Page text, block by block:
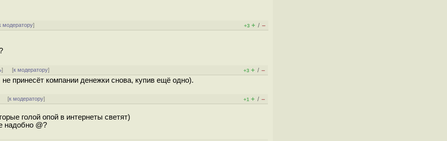
модератору] +3 + / –
] [к модератору] +3 + / –
принесёт компании денежки снова, купив ещё одно).
[к модератору] +1 + / –
голой опой в интернеты светят)
надобно @?